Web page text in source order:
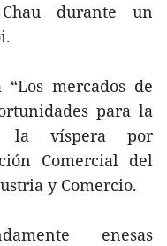
durante un
mercados de
para la
la víspera por
Comercial del
y Comercio.
enesas